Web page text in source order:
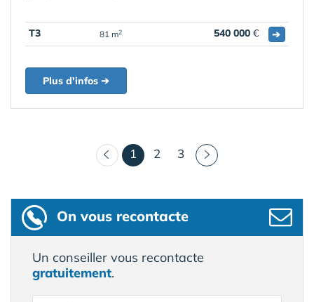
T3 81 m2 540 000 € ➔
Plus d'infos ➔
1 (courant)
2 3
On vous recontacte
Un conseiller vous recontacte
gratuitement.